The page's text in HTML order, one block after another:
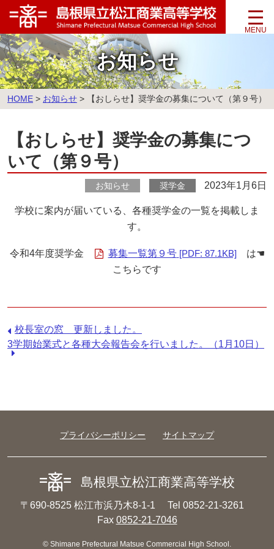
このページの本文へ
お知らせ
こ
の
の
位
HOME > お知らせ > 【おしらせ】奨学金の募集について（第９号）
【おしらせ】奨学金の募集につ
いて（第９号）
お知らせ 奨学金 2023年1月6日
学校に案内が届いている、各種奨学金の一覧を掲載しま
す。
令和4年度奨学金 募集一覧第９号 [PDF: 87.1KB] は☚
こちらです
前
の
記
校長室の窓 更新しました。
次
の
3学期始業式と各種大会報告会を行いました。（1月10日）
プライバシーポリシー サイトマップ
島根県立松江商業高等学校
〒690-8525 松江市浜乃木8-1-1
Tel 0852-21-3261
Fax 0852-21-7046
© Shimane Prefectural Matsue Commercial High School.